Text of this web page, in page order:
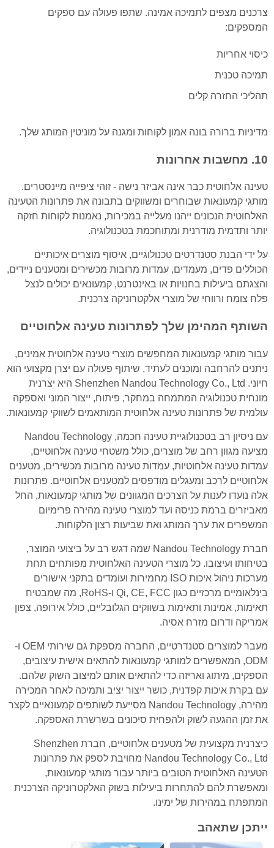
צרכנים מצפים לתמיכה אמינה. שתפו פעולה עם ספקים
המספקים:
כיסוי אחריות
תמיכה טכנית
תהליכי החזרה קלים
מדיניות ברורה בונה אמון לקוחות ומגנה על מוניטין המותג שלך.
10. מחשבות אחרונות
טעינה אלחוטית כבר אינה אביזר נישה - זוהי ציפייה מיינסטרים.
מותגי קמעונאות שבוחרים ומשווקים בתבונה את פתרונות הטעינה
האלחוטית הנכונים ייהנו מעלייה במכירות, נאמנות לקוחות חזקה
יותר ותדמית מודרנית ומתוחכמת בטכנולוגיה.
על ידי הבנת סטנדרטים טכנולוגיים, איסוף מוצרים איכותיים
הכוללים פדים, מעמדים, עמדות מרובות מכשירים ומטענים ניידים,
והצגתם ביעילות בחנויות או באינטרנט, קמעונאים יכולים לנצל
פלח צומח ורווחי של מוצרי אלקטרוניקה צרכנית.
השותף המהימן שלך לפתרונות טעינה אלחוטיים
עבור מותגי קמעונאות המחפשים מוצרי טעינה אלחוטית אמינים,
ניתנים להרחבה ומוכנים לעתיד, שיתוף פעולה עם יצרן מקצועי הוא
חיוני. Shenzhen Nandou Technology Co., Ltd היא יצרנית
מונחית טכנולוגיה המתמחה במחקר, פיתוח, ייצור המוני ואספקה
עולמית של פתרונות טעינה אלחוטית המותאמים לשווקי קמעונאות.
עם ניסיון רב בטכנולוגיית טעינה חכמה, Nandou Technology
מציעה מגוון רחב של מוצרים, כולל משטחי טעינה אלחוטיים,
עמדות טעינה אלחוטיות, עמדות טעינה מרובות מכשירים, מטענים
אלחוטיים לרכב ומעגלים מודפסים למטענים אלחוטיים. פתרונות
אלה נועדו לענות על הצרכים המגוונים של מותגי קמעונאות, החל
מאביזרים ברמת כניסה ועד למוצרי טעינה מהירה פרימיום
המשפרים את ערך המותג ואת שביעות רצון הלקוחות.
חברת Nandou Technology שמה דגש רב על ביצועי המוצר,
בטיחותו ועיצובו. כל מוצרי הטעינה האלחוטית מפותחים תחת
מערכות ניהול איכות ISO מחמירות ועומדים בתקני אישורים
בינלאומיים מרכזיים כגון Qi, CE, FCC ו-RoHS, מה שמבטיח
תאימות, אמינות ותאימות בשווקים הגלובליים, כולל אירופה, צפון
אמריקה ודרום מזרח אסיה.
מעבר למוצרים סטנדרטיים, החברה מספקת גם שירותי OEM ו-
ODM, המאפשרים למותגי קמעונאות להתאים אישית עיצובים,
הספקים, מיתוג ואריזה כדי להתאים אותם למיצוב השוק שלהם.
עם בקרת איכות קפדנית, כושר ייצור יציב ותמיכה לאחר המכירה
מהירה, Nandou Technology מסייעת לשותפים קמעונאיים לקצר
את זמן ההגעה לשוק ולהפחית סיכונים בשרשרת האספקה.
כיצרנית מקצועית של מטענים אלחוטיים, חברת Shenzhen
Nandou Technology Co., Ltd מחויבת לספק את פתרונות
הטעינה האלחוטית הטובים ביותר עבור מותגי קמעונאות,
ומאפשרת להם להתחרות ביעילות בשוק האלקטרוניקה הצרכנית
המתפתח במהירות של ימינו.
ייתכן שתאהב